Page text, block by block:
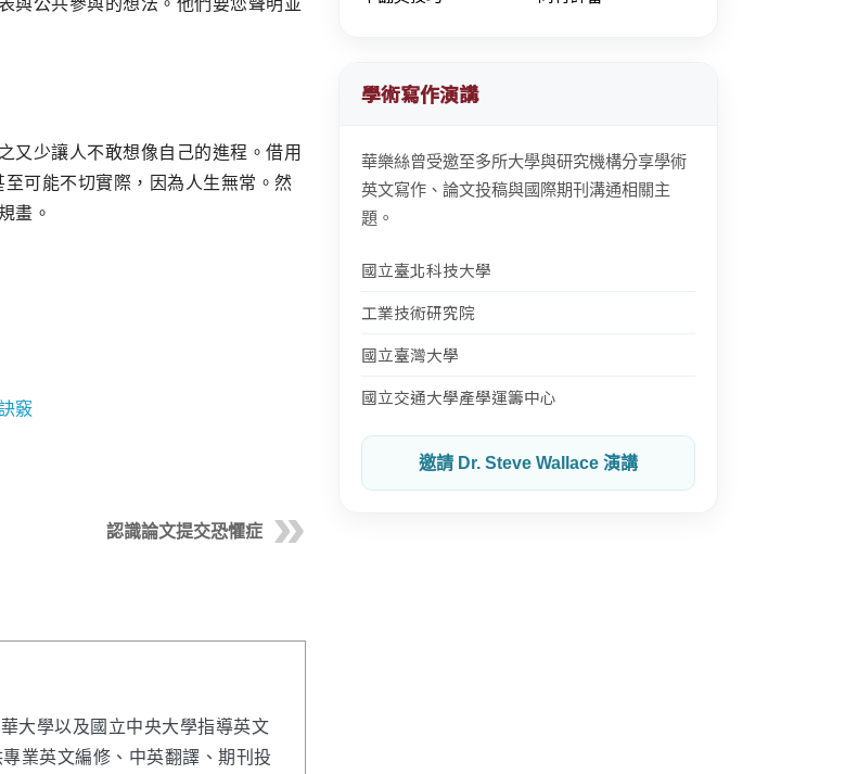
又少讓人不敢想像自己的進程。借用
至可能不切實際，因為人生無常。然
畫。
竅
認識論文提交恐懼症
大學以及國立中央大學指導英文
業英文編修、中英翻譯、期刊投
學術寫作演講
華樂絲曾受邀至多所大學與研究機構分享學術
英文寫作、論文投稿與國際期刊溝通相關主
題。
國立臺北科技大學
工業技術研究院
國立臺灣大學
國立交通大學產學運籌中心
邀請 Dr. Steve Wallace 演講